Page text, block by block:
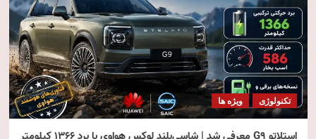
تکنولوژی ویژه ها